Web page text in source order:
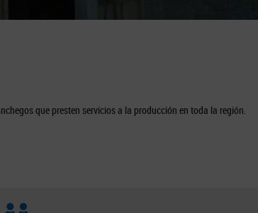
que presten servicios a la producción en toda la región.